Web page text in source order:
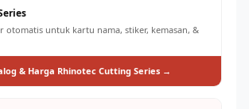
otomatis untuk kartu nama, stiker, kemasan, &
& Harga Rhinotec Cutting Series →